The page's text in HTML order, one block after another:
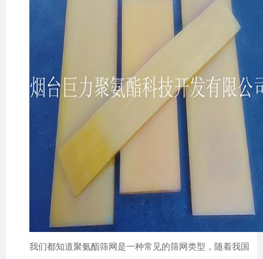
我们都知道聚氨酯筛网是一种常见的筛网类型，随着我国